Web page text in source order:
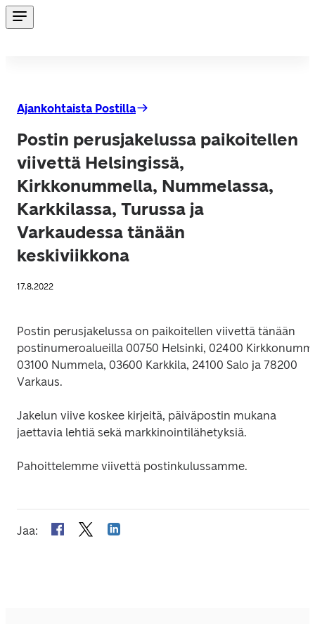
Ajankohtaista Postilla
Postin perusjakelussa paikoitellen
viivettä Helsingissä,
Kirkkonummella, Nummelassa,
Karkkilassa, Turussa ja
Varkaudessa tänään
keskiviikkona
17.8.2022
Postin perusjakelussa on paikoitellen viivettä tänään
postinumeroalueilla 00750 Helsinki, 02400
03100 Nummela, 03600 Karkkila, 24100 Salo ja 78200
Varkaus.
Jakelun viive koskee kirjeitä, päiväpostin mukana
jaettavia lehtiä sekä markkinointilähetyksiä.
Pahoittelemme viivettä postinkulussamme.
Jaa: